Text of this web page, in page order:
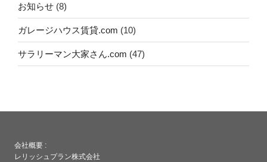
お知らせ (8)
ガレージハウス賃貸.com (10)
サラリーマン大家さん.com (47)
会社概要 :
レリッシュプラン株式会社